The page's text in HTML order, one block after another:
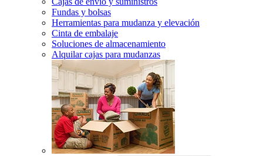
Fundas y bolsas
Herramientas para mudanza y elevación
Cinta de embalaje
Soluciones de almacenamiento
Alquilar cajas para mudanzas